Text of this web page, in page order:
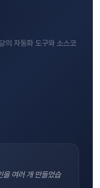
의 자동화 도구와 소스코
을 여러 개 만들었습